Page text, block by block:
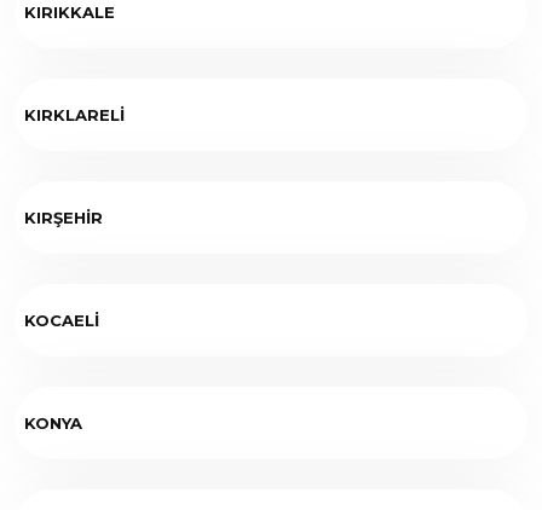
KIRIKKALE
KIRKLARELİ
KIRŞEHİR
KOCAELİ
KONYA